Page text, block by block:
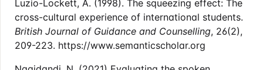
Luzio-Lockett, A. (1998). The squeezing effect: The
cross-cultural experience of international students.
British Journal of Guidance and Counselling, 26(2),
209-223. https://www.semanticscholar.org